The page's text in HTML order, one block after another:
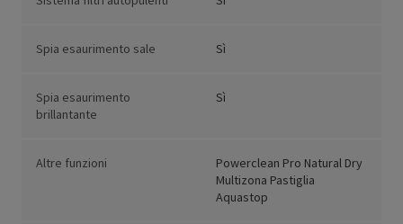
Spia esaurimento sale Sì
Spia esaurimento
brillantante
Sì
Altre funzioni
Powerclean Pro Natural Dry
Multizona Pastiglia
Aquastop